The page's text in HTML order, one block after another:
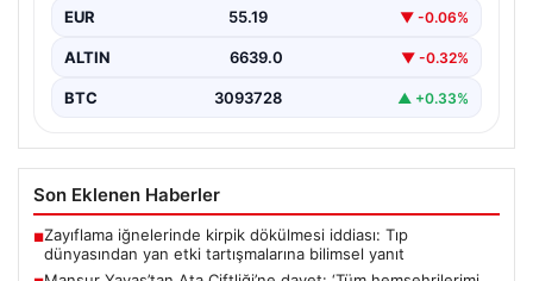
EUR 55.19 ▼ -0.06%
ALTIN 6639.0 ▼ -0.32%
BTC 3093728 ▲ +0.33%
Son Eklenen Haberler
■Zayıflama iğnelerinde kirpik dökülmesi iddiası: Tıp
dünyasından yan etki tartışmalarına bilimsel yanıt